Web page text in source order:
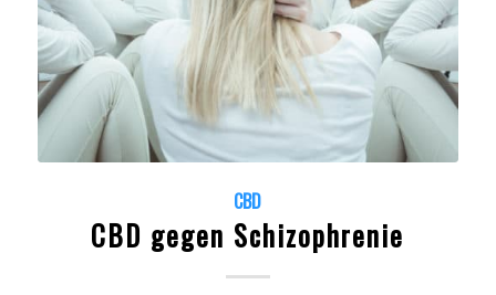
CBD
CBD gegen Schizophrenie